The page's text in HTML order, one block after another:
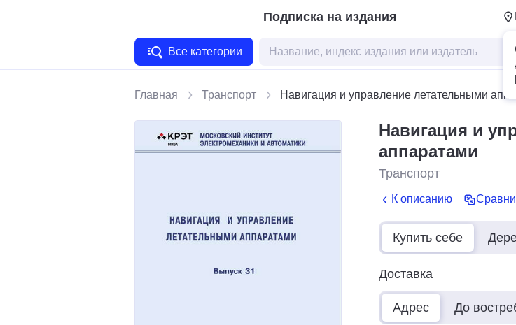
Подписка на издания
Все категории
Главная Транспорт Навигация и управление летательными
Навигация и
аппаратами
Транспорт
К описанию
Купить себе
Доставка
Адрес До